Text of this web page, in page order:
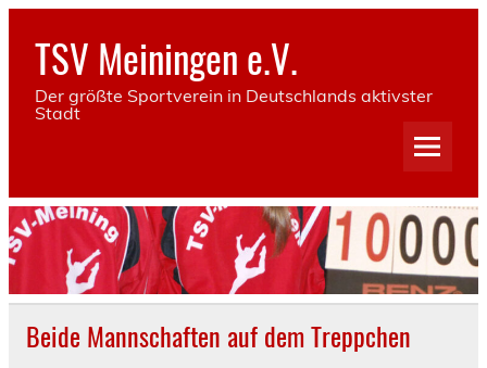
Skip
contentTSV Meiningen e.V.
Der größte Sportverein in Deutschlands aktivster
Stadt
Beide Mannschaften auf dem Treppchen